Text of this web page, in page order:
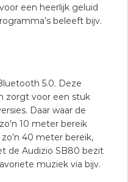
een heerlijk geluid
beleeft bijv.
5.0. Deze
zorgt voor een stuk
Daar waar de
10 meter bereik
40 meter bereik,
de Audizio SB80 bezit
muziek via bijv.